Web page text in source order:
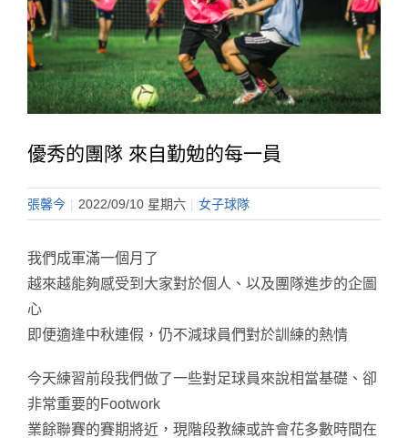
優秀的團隊 來自勤勉的每一員
張馨今 | 2022/09/10 星期六 | 女子球隊
我們成軍滿一個月了
越來越能夠感受到大家對於個人、以及團隊進步的企圖
心
即便適逢中秋連假，仍不減球員們對於訓練的熱情
今天練習前段我們做了一些對足球員來說相當基礎、卻
非常重要的Footwork
業餘聯賽的賽期將近，現階段教練或許會花多數時間在